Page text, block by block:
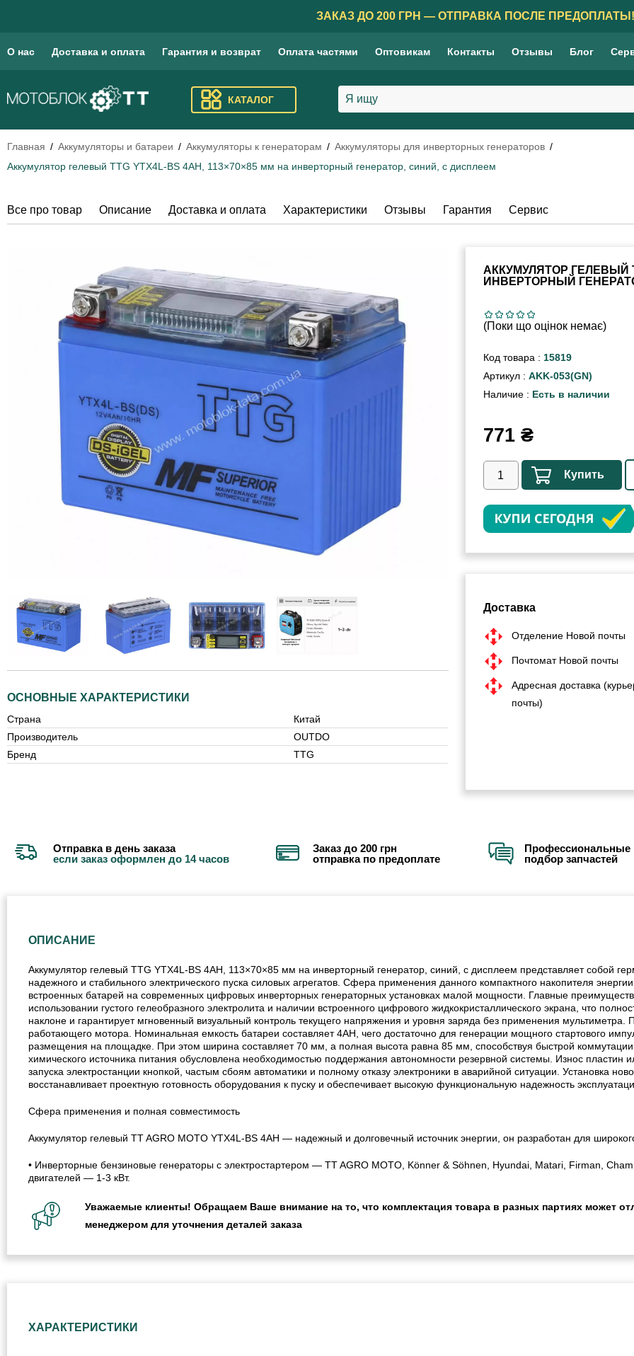
ЗАКАЗ ДО 200 ГРН — ОТПРАВКА ПОСЛЕ ПРЕДОПЛАТЫ!
О нас Доставка и оплата Гарантия и возврат Оплата частями Оптовикам Контакты Отзывы Блог
КАТАЛОГ
Главная Аккумуляторы и батареи Аккумуляторы к генераторам
Аккумуляторы для инверторных генераторов
Аккумулятор гелевый TTG YTX4L-BS 4AH, 113×70×85 мм на инверторный генератор, синий, с дисплеем
Все про товар Описание Доставка и оплата Характеристики Отзывы Гарантия Сервис
ОСНОВНЫЕ ХАРАКТЕРИСТИКИ
Страна
Китай
Производитель
OUTDO
Бренд
TTG
АККУМУЛЯТОР ГЕЛЕВЫЙ
ИНВЕРТОРНЫЙ
(Поки що оцінок немає)
Код товара : 15819
Артикул : AKK-053(GN)
Наличие : Есть в наличии
771₴
Купить
Доставка
Отделение Новой почты
Почтомат Новой почты
Адресная доставка
почты)
Отправка в день заказа
если заказ оформлен до 14 часов
Заказ до 200 грн
отправка по предоплате
Профессиональные
подбор запчастей
ОПИСАНИЕ
Аккумулятор гелевый TTG YTX4L-BS 4AH, 113×70×85 мм на инверторный генератор, синий, с дисплеем представляет собой
надежного и стабильного электрического пуска силовых агрегатов. Сфера применения данного компактного накопителя
встроенных батарей на современных цифровых инверторных генераторных установках малой мощности. Главные
использовании густого гелеобразного электролита и наличии встроенного цифрового жидкокристаллического экрана, что
наклоне и гарантирует мгновенный визуальный контроль текущего напряжения и уровня заряда без применения
работающего мотора. Номинальная емкость батареи составляет 4AH, чего достаточно для генерации мощного стартового
размещения на площадке. При этом ширина составляет 70 мм, а полная высота равна 85 мм, способствуя быстрой
химического источника питания обусловлена необходимостью поддержания автономности резервной системы. Износ пластин
запуска электростанции кнопкой, частым сбоям автоматики и полному отказу электроники в аварийной ситуации. Установка
восстанавливает проектную готовность оборудования к пуску и обеспечивает высокую функциональную надежность
Сфера применения и полная совместимость
Аккумулятор гелевый TT AGRO MOTO YTX4L-BS 4АH — надежный и долговечный источник энергии, он разработан для
• Инверторные бензиновые генераторы с электростартером — TT AGRO MOTO, Könner & Söhnen, Hyundai, Matari, Firman,
двигателей — 1-3 кВт.
Уважаемые клиенты! Обращаем Ваше внимание на то, что комплектация товара в разных партиях может
менеджером для уточнения деталей заказа
ХАРАКТЕРИСТИКИ